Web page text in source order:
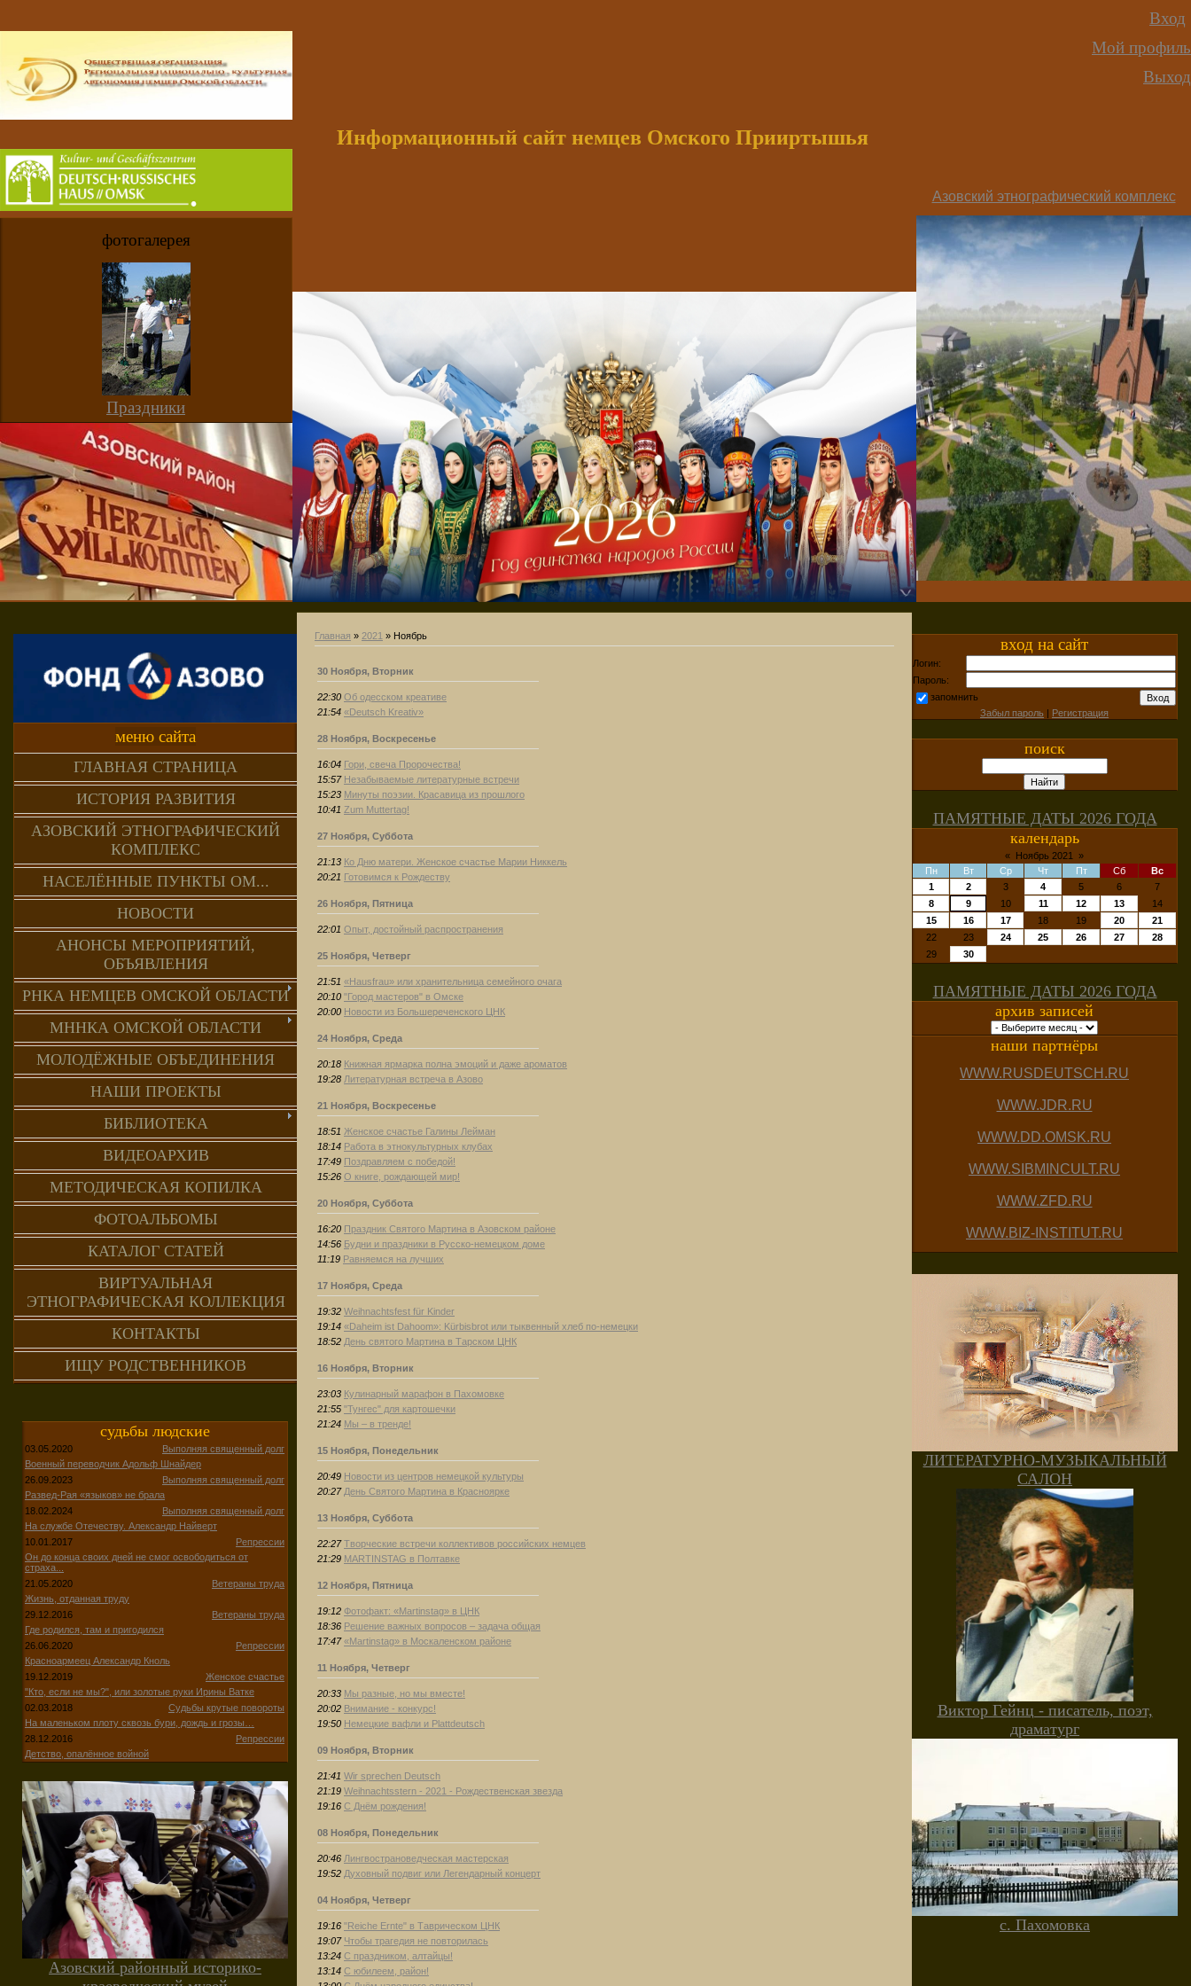
Вход
Мой профиль
Выход
фотогалерея
Праздники
Информационный сайт немцев Омского Прииртышья
Азовский этнографический комплекс
меню сайта
ГЛАВНАЯ СТРАНИЦА
ИСТОРИЯ РАЗВИТИЯ
АЗОВСКИЙ ЭТНОГРАФИЧЕСКИЙ
КОМПЛЕКС
НАСЕЛЁННЫЕ ПУНКТЫ ОМ...
НОВОСТИ
АНОНСЫ МЕРОПРИЯТИЙ,
ОБЪЯВЛЕНИЯ
РНКА НЕМЦЕВ ОМСКОЙ ОБЛАСТИ
МННКА ОМСКОЙ ОБЛАСТИ
МОЛОДЁЖНЫЕ ОБЪЕДИНЕНИЯ
НАШИ ПРОЕКТЫ
БИБЛИОТЕКА
ВИДЕОАРХИВ
МЕТОДИЧЕСКАЯ КОПИЛКА
ФОТОАЛЬБОМЫ
КАТАЛОГ СТАТЕЙ
ВИРТУАЛЬНАЯ
ЭТНОГРАФИЧЕСКАЯ КОЛЛЕКЦИЯ
КОНТАКТЫ
ИЩУ РОДСТВЕННИКОВ
судьбы людские
03.05.2020
Выполняя священный долг
Военный переводчик Адольф Шнайдер
26.09.2023
Выполняя священный долг
Развед-Рая «языков» не брала
18.02.2024
Выполняя священный долг
На службе Отечеству. Александр Найверт
10.01.2017
Репрессии
Он до конца своих дней не смог освободиться от
страха...
21.05.2020
Ветераны труда
Жизнь, отданная труду
29.12.2016
Ветераны труда
Где родился, там и пригодился
26.06.2020
Репрессии
Красноармеец Александр Кноль
19.12.2019
Женское счастье
"Кто, если не мы?", или золотые руки Ирины Ватке
02.03.2018
Судьбы крутые повороты
На маленьком плоту сквозь бури, дождь и грозы…
28.12.2016
Репрессии
Детство, опалённое войной
Азовский районный историко-
Главная » 2021 » Ноябрь
30 Ноября, Вторник
22:30 Об одесском креативе
21:54 «Deutsch Kreativ»
28 Ноября, Воскресенье
16:04 Гори, свеча Пророчества!
15:57 Незабываемые литературные встречи
15:23 Минуты поэзии. Красавица из прошлого
10:41 Zum Muttertag!
27 Ноября, Суббота
21:13 Ко Дню матери. Женское счастье Марии Никкель
20:21 Готовимся к Рождеству
26 Ноября, Пятница
22:01 Опыт, достойный распространения
25 Ноября, Четверг
21:51 «Hausfrau» или хранительница семейного очага
20:10 "Город мастеров" в Омске
20:00 Новости из Большереченского ЦНК
24 Ноября, Среда
20:18 Книжная ярмарка полна эмоций и даже ароматов
19:28 Литературная встреча в Азово
21 Ноября, Воскресенье
18:51 Женское счастье Галины Лейман
18:14 Работа в этнокультурных клубах
17:49 Поздравляем с победой!
15:26 О книге, рождающей мир!
20 Ноября, Суббота
16:20 Праздник Святого Мартина в Азовском районе
14:56 Будни и праздники в Русско-немецком доме
11:19 Равняемся на лучших
17 Ноября, Среда
19:32 Weihnachtsfest für Kinder
19:14 «Daheim ist Dahoom»: Kürbisbrot или тыквенный хлеб по-немецки
18:52 День святого Мартина в Тарском ЦНК
16 Ноября, Вторник
23:03 Кулинарный марафон в Пахомовке
21:55 "Тунгес" для картошечки
21:24 Мы – в тренде!
15 Ноября, Понедельник
20:49 Новости из центров немецкой культуры
20:27 День Святого Мартина в Красноярке
13 Ноября, Суббота
22:27 Творческие встречи коллективов российских немцев
21:29 MARTINSTAG в Полтавке
12 Ноября, Пятница
19:12 Фотофакт: «Martinstag» в ЦНК
18:36 Решение важных вопросов – задача общая
17:47 «Martinstag» в Москаленском районе
11 Ноября, Четверг
20:33 Мы разные, но мы вместе!
20:02 Внимание - конкурс!
19:50 Немецкие вафли и Plattdeutsch
09 Ноября, Вторник
21:41 Wir sprechen Deutsch
21:19 Weihnachtsstern - 2021 - Рождественская звезда
19:16 С Днём рождения!
08 Ноября, Понедельник
20:46 Лингвострановедческая мастерская
19:52 Духовный подвиг или Легендарный концерт
04 Ноября, Четверг
19:16 "Reiche Ernte" в Таврическом ЦНК
19:07 Чтобы трагедия не повторилась
13:24 С праздником, алтайцы!
13:14 С юбилеем, район!
вход на сайт
Логин:
Пароль:
запомнить
Забыл пароль | Регистрация
поиск
ПАМЯТНЫЕ ДАТЫ 2026 ГОДА
календарь
« Ноябрь 2021
»
Пн
Вт Ср Чт Пт Сб
Вс
1
2 3 4 5 6
7
8
9 10 11 12 13
14
15
16 17 18 19 20
21
22
23 24 25 26 27
28
29
30
ПАМЯТНЫЕ ДАТЫ 2026 ГОДА
архив записей
наши партнёры
WWW.RUSDEUTSCH.RU
WWW.JDR.RU
WWW.DD.OMSK.RU
WWW.SIBMINCULT.RU
WWW.ZFD.RU
WWW.BIZ-INSTITUT.RU
ЛИТЕРАТУРНО-МУЗЫКАЛЬНЫЙ
САЛОН
Виктор Гейнц - писатель, поэт,
драматург
с. Пахомовка